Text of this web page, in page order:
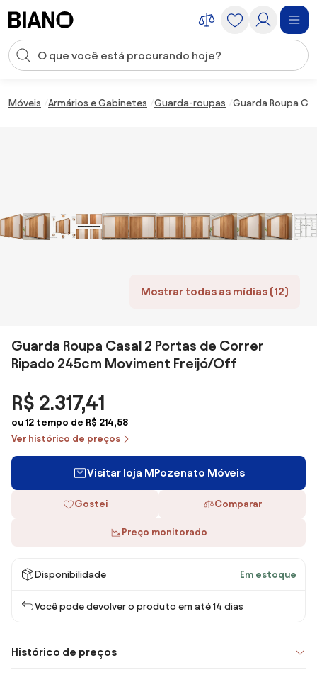
Entrada de pesquisa
Móveis Armários e Gabinetes Guarda-roupas Guarda Roupa
Mostrar todas as mídias (12)
Guarda Roupa Casal 2 Portas de Correr
Ripado 245cm Moviment Freijó/Off
R$ 2.317,41
ou 12 tempo de R$ 214,58
Ver histórico de preços
Visitar loja MPozenato Móveis
Gostei Comparar
Preço monitorado
Disponibilidade Em estoque
Você pode devolver o produto em até 14 dias
Histórico de preços